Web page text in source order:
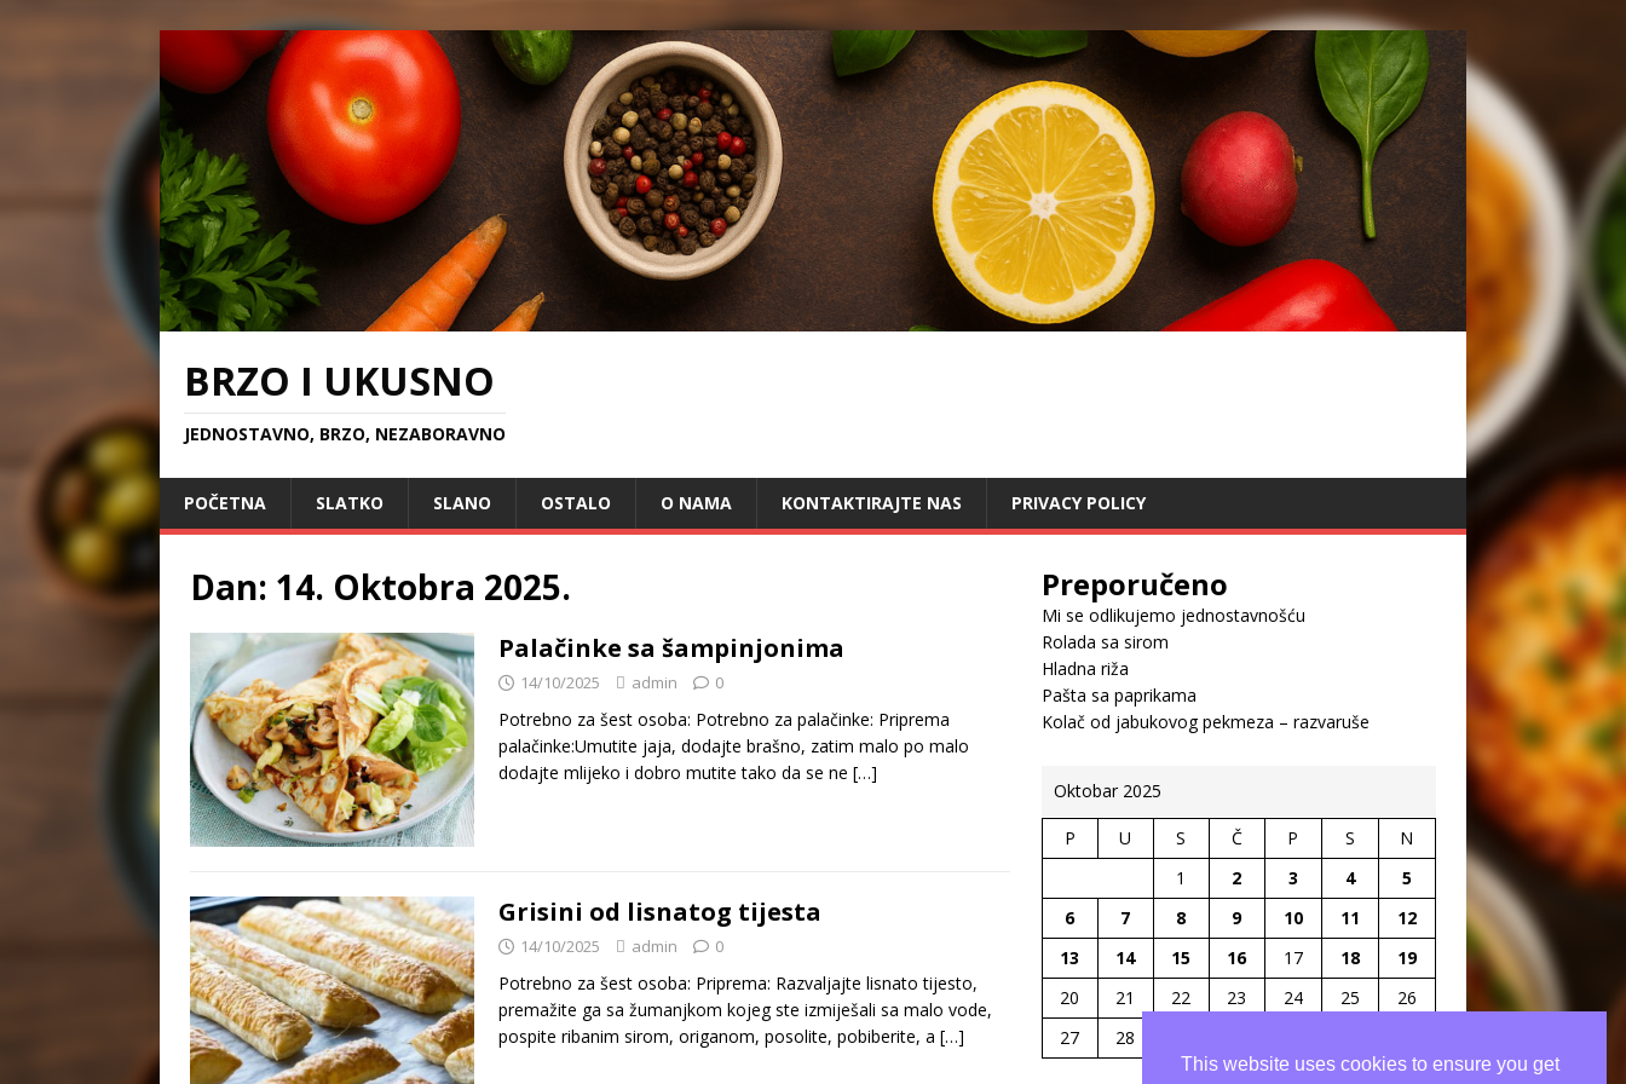
BRZO I UKUSNO
JEDNOSTAVNO, BRZO, NEZABORAVNO
POČETNA SLATKO SLANO OSTALO O NAMA KONTAKTIRAJTE NAS PRIVACY POLICY
Dan: 14. Oktobra 2025.
Palačinke sa šampinjonima
14/10/2025 admin 0
Potrebno za šest osoba: Potrebno za palačinke: Priprema
palačinke:Umutite jaja, dodajte brašno, zatim malo po malo
dodajte mlijeko i dobro mutite tako da se ne […]
Grisini od lisnatog tijesta
14/10/2025 admin 0
Potrebno za šest osoba: Priprema: Razvaljajte lisnato tijesto,
premažite ga sa žumanjkom kojeg ste izmiješali sa malo vode,
pospite ribanim sirom, origanom, posolite, pobiberite, a […]
Preporučeno
Mi se odlikujemo jednostavnošću
Rolada sa sirom
Hladna riža
Pašta sa paprikama
Kolač od jabukovog pekmeza – razvaruše
Oktobar 2025
P U S Č P S
N
1
2 3 4
5
6
7 8 9 10 11
12
13
14 15 16 17 18
19
20
21 22 23 24 25
26
27
28
This website uses cookies to ensure you get